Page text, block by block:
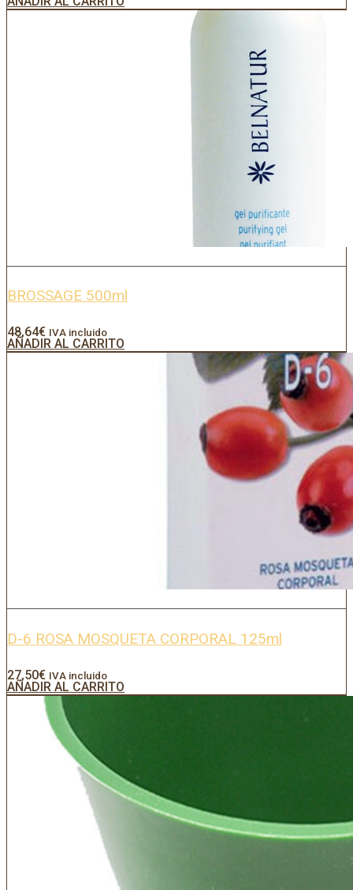
BROSSAGE 500ml
48,64€ IVA incluido
AÑADIR AL CARRITO
D-6 ROSA MOSQUETA CORPORAL 125ml
27,50€ IVA incluido
AÑADIR AL CARRITO